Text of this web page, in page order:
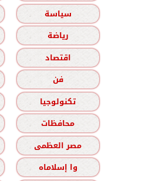
سياسة
رياضة
اقتصاد
فن
تكنولوجيا
محافظات
مصر العظمى
وا إسلاماه